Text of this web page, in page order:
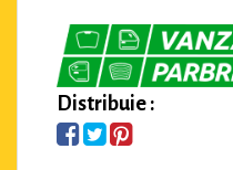
Distribuie :